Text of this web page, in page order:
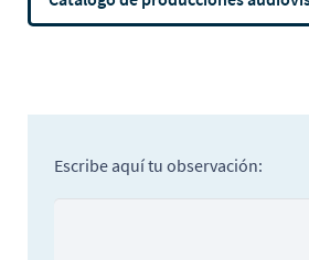
Escribe aquí tu observación: